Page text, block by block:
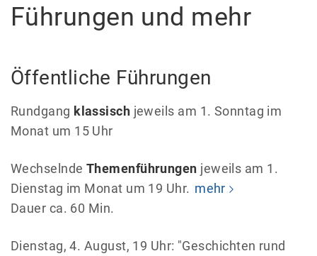
Führungen und mehr
Öffentliche Führungen
Rundgang klassisch jeweils am 1. Sonntag im
Monat um 15 Uhr
Wechselnde Themenführungen jeweils am 1.
Dienstag im Monat um 19 Uhr. mehr
Dauer ca. 60 Min.
Dienstag, 4. August, 19 Uhr: "Geschichten rund